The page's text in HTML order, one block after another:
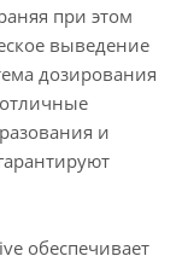
при этом
выведение
дозирования
и
обеспечивает